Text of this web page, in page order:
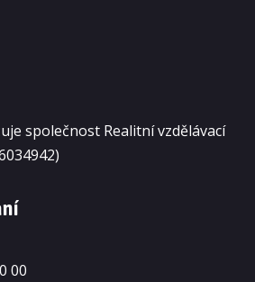
společnost Realitní vzdělávací
00